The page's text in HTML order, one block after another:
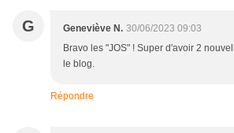
G Geneviève N. 30/06/2023 09:03
Bravo les "JOS" ! Super d'avoir 2
le blog.
Répondre